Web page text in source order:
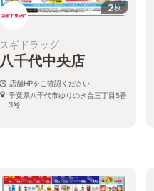
2枚
スギドラッグ
八千代中央店
店舗HPをご確認ください
千葉県八千代市ゆりのき台三丁目5番
3号